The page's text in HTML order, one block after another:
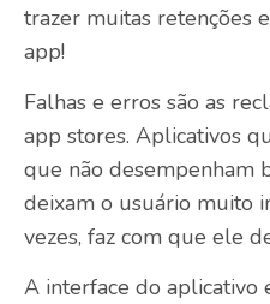
trazer muitas retenções
app!
Falhas e erros são as
app stores. Aplicativos
que não desempenham
deixam o usuário muito
vezes, faz com que ele
A interface do